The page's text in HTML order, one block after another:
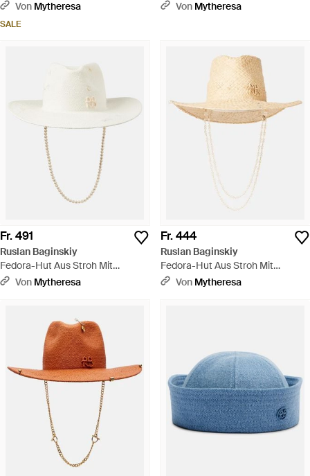
Schwarz
Von Mytheresa
SALE
Von Mytheresa
Fr. 491
Ruslan Baginskiy
Fedora-Hut Aus Stroh Mit
Zierperlen - Weiß
Von Mytheresa
Fr. 444
Ruslan Baginskiy
Fedora-Hut Aus Stroh Mit
Zierperlen - Weiß
Von Mytheresa